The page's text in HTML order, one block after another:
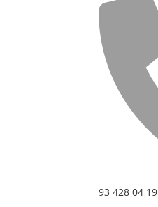
93 428 04 19